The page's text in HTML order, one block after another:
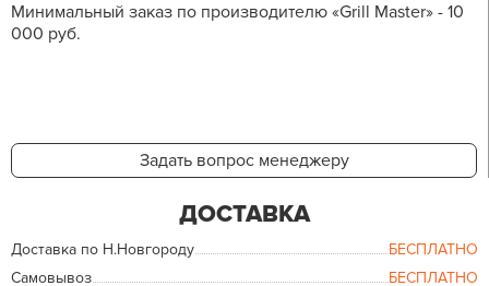
Минимальный заказ по производителю «Grill Master» - 10
000 руб.
Задать вопрос менеджеру
ДОСТАВКА
Доставка по Н.Новгороду
БЕСПЛАТНО
Самовывоз
БЕСПЛАТНО